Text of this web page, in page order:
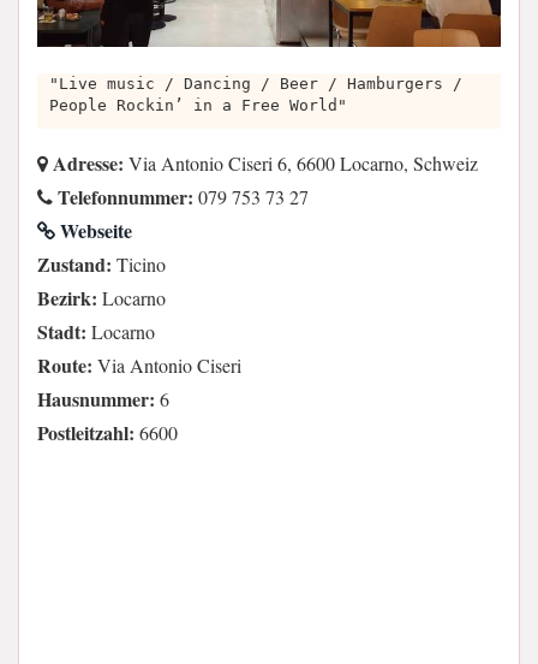
"Live music / Dancing / Beer / Hamburgers /
People Rockin’ in a Free World"
Adresse: Via Antonio Ciseri 6, 6600 Locarno, Schweiz
Telefonnummer: 079 753 73 27
Webseite
Zustand: Ticino
Bezirk: Locarno
Stadt: Locarno
Route: Via Antonio Ciseri
Hausnummer: 6
Postleitzahl: 6600